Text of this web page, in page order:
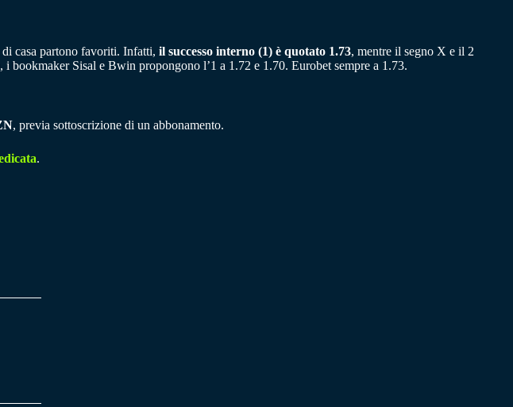
casa partono favoriti. Infatti, il successo interno (1) è quotato 1.73, mentre il segno X e il 2
bookmaker Sisal e Bwin propongono l’1 a 1.72 e 1.70. Eurobet sempre a 1.73.
, previa sottoscrizione di un abbonamento.
.